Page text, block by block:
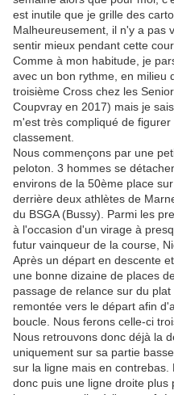
est inutile que je grille des
Malheureusement, il n'y a pas
sentir mieux pendant cette
Comme à mon habitude, je
avec un bon rythme, en milieu
troisième Cross chez les
Coupvray en 2017) mais je
m'est très compliqué de
classement.
Nous commençons par une
peloton. 3 hommes se
environs de la 50ème place
derrière deux athlètes de
du BSGA (Bussy). Parmi les
à l'occasion d'un virage à
futur vainqueur de la course,
Après un départ en descente
une bonne dizaine de places
passage de relance sur du
remontée vers le départ afin
boucle. Nous ferons celle-ci
Nous retrouvons donc déjà la
uniquement sur sa partie
sur la ligne mais en contrebas.
donc puis une ligne droite plus